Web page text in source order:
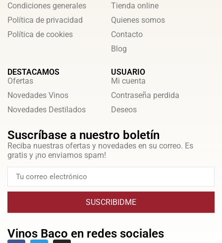
Condiciones generales
Política de privacidad
Política de cookies
Tienda online
Quienes somos
Contacto
Blog
DESTACAMOS
Ofertas
Novedades Vinos
Novedades Destilados
USUARIO
Mi cuenta
Contraseña perdida
Deseos
Suscríbase a nuestro boletín
Reciba nuestras ofertas y novedades en su correo. Es
gratis y ¡no enviamos spam!
SUSCRIBIDME
Vinos Baco en redes sociales